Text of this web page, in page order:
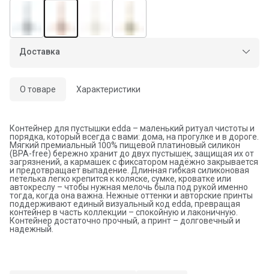
Доставка
О товаре Характеристики
Контейнер для пустышки edda – маленький ритуал чистоты и
порядка, который всегда с вами: дома, на прогулке и в дороге.
Мягкий премиальный 100% пищевой платиновый силикон
(BPA-free) бережно хранит до двух пустышек, защищая их от
загрязнений, а кармашек с фиксатором надёжно закрывается
и предотвращает выпадение. Длинная гибкая силиконовая
петелька легко крепится к коляске, сумке, кроватке или
автокреслу – чтобы нужная мелочь была под рукой именно
тогда, когда она важна. Нежные оттенки и авторские принты
поддерживают единый визуальный код edda, превращая
контейнер в часть коллекции – спокойную и лаконичную.
Контейнер достаточно прочный, а принт – долговечный и
надежный.